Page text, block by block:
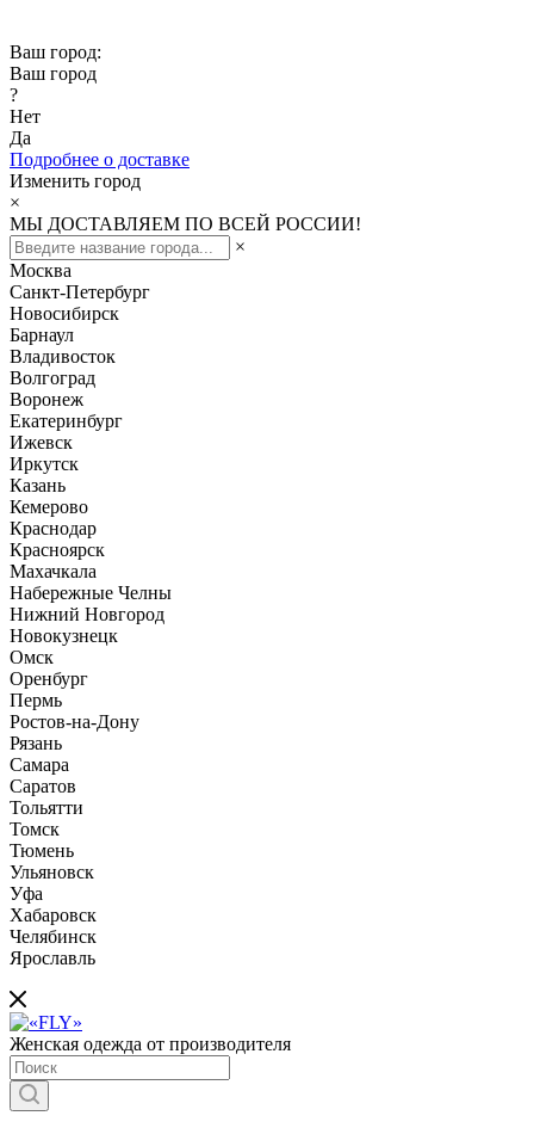
Ваш город:
Ваш город
?
Нет
Да
Подробнее о доставке
Изменить город
×
МЫ ДОСТАВЛЯЕМ ПО ВСЕЙ РОССИИ!
×
Москва
Санкт-Петербург
Новосибирск
Барнаул
Владивосток
Волгоград
Воронеж
Екатеринбург
Ижевск
Иркутск
Казань
Кемерово
Краснодар
Красноярск
Махачкала
Набережные Челны
Нижний Новгород
Новокузнецк
Омск
Оренбург
Пермь
Ростов-на-Дону
Рязань
Самара
Саратов
Тольятти
Томск
Тюмень
Ульяновск
Уфа
Хабаровск
Челябинск
Ярославль
Женская одежда от производителя